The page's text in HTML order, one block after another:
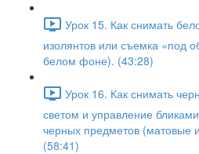
Урок 15. Как снимать
изолянтов или съемка «под
белом фоне). (43:28)
Урок 16. Как снимать
светом и управление
черных предметов (матовые
(58:41)